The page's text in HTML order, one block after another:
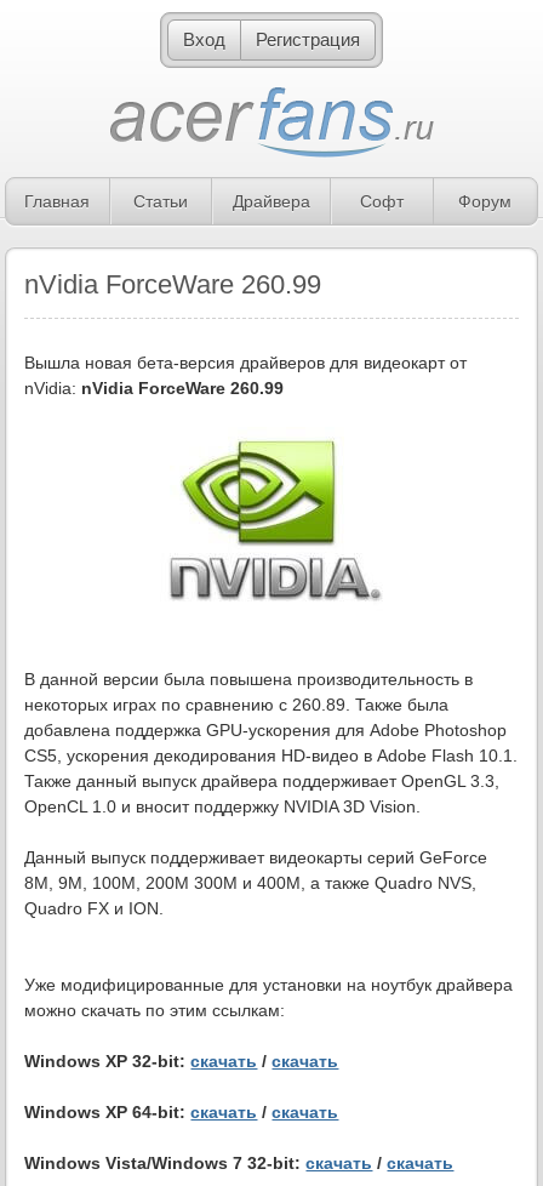
Вход Регистрация
Главная Статьи Драйвера Софт Форум
nVidia ForceWare 260.99
Вышла новая бета-версия драйверов для видеокарт от
nVidia: nVidia ForceWare 260.99
В данной версии была повышена производительность в
некоторых играх по сравнению с 260.89. Также была
добавлена поддержка GPU-ускорения для Adobe Photoshop
CS5, ускорения декодирования HD-видео в Adobe Flash 10.1.
Также данный выпуск драйвера поддерживает OpenGL 3.3,
OpenCL 1.0 и вносит поддержку NVIDIA 3D Vision.
Данный выпуск поддерживает видеокарты серий GeForce
8M, 9M, 100M, 200M 300M и 400M, а также Quadro NVS,
Quadro FX и ION.
Уже модифицированные для установки на ноутбук драйвера
можно скачать по этим ссылкам:
Windows XP 32-bit:скачать /скачать
Windows XP 64-bit:скачать /скачать
Windows Vista/Windows 7 32-bit:скачать /скачать